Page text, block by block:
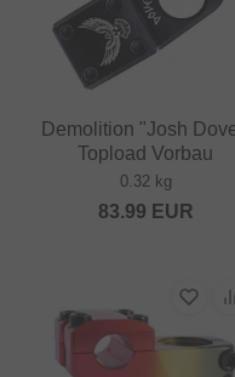
Demolition "Josh
Topload Vorbau
0.32 kg
83.99 EUR